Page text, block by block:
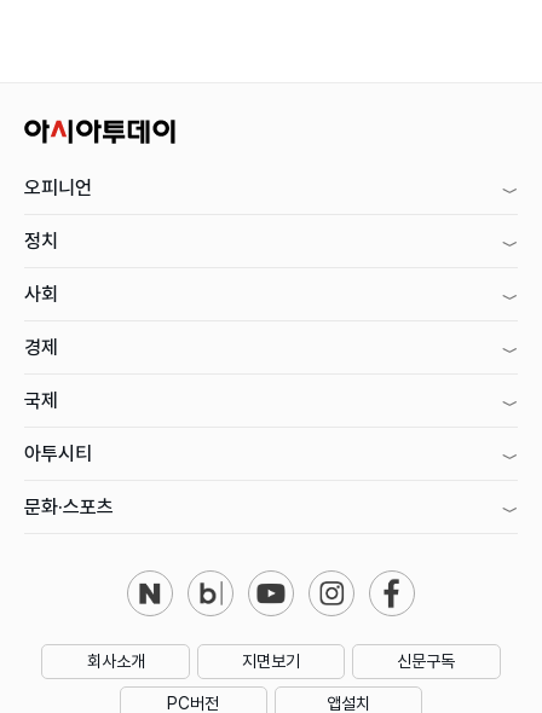
오피니언
정치
사회
경제
국제
아투시티
문화·스포츠
회사소개 지면보기 신문구독
PC버전 앱설치